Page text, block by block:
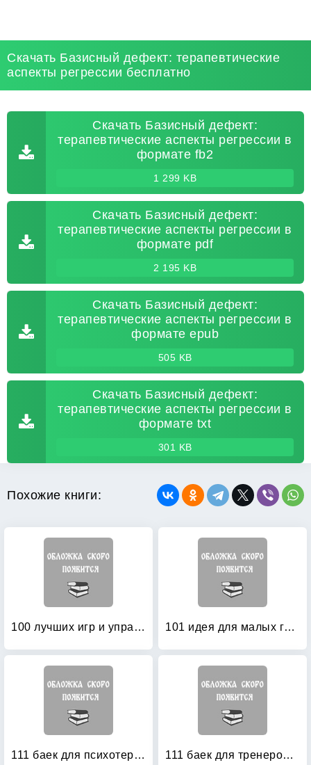
Скачать Базисный дефект: терапевтические
аспекты регрессии бесплатно
Скачать Базисный дефект:
терапевтические аспекты регрессии в
формате fb2
1 299 KB
Скачать Базисный дефект:
терапевтические аспекты регрессии в
формате pdf
2 195 KB
Скачать Базисный дефект:
терапевтические аспекты регрессии в
формате epub
505 KB
Скачать Базисный дефект:
терапевтические аспекты регрессии в
формате txt
301 KB
Похожие книги:
100 лучших игр и упражнений для успешного супружества и счастливого родительства 101 идея для малых групп
111 баек для психотерапевтов 111 баек для тренеров: История, мифы, сказки, анекдоты